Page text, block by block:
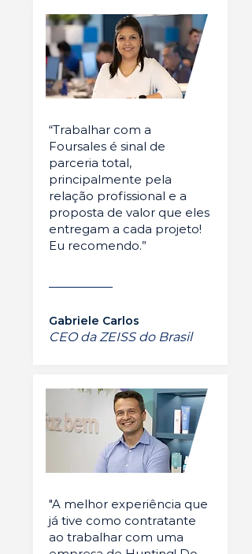
“Trabalhar com a
Foursales é sinal de
parceria total,
principalmente pela
relação profissional e a
proposta de valor que eles
entregam a cada projeto!
Eu recomendo.”
Gabriele Carlos
CEO da ZEISS do Brasil
"A melhor experiência que
já tive como contratante
ao trabalhar com uma